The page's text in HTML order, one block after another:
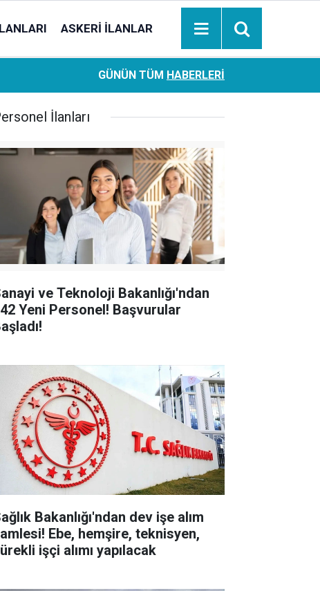
ASKERI İLANLAR
Ziraat Bankası başvuran emeklilere hemen ödeme
hesaplara geçiyor
GÜNÜN TÜM HABERLERI
İlanları
ve Teknoloji Bakanlığı'ndan
Yeni Personel! Başvurular
Bakanlığı'ndan dev işe alım
Ebe, hemşire, teknisyen,
işçi alımı yapılacak